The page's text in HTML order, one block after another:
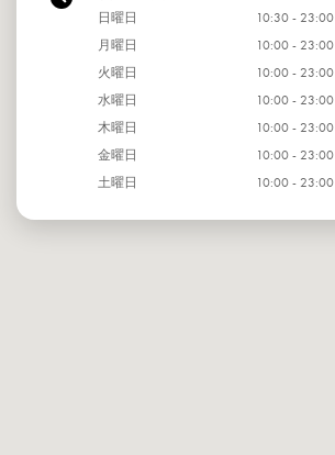
日曜日
10:30 - 23:00
月曜日
10:00 - 23:00
火曜日
10:00 - 23:00
水曜日
10:00 - 23:00
木曜日
10:00 - 23:00
金曜日
10:00 - 23:00
土曜日
10:00 - 23:00